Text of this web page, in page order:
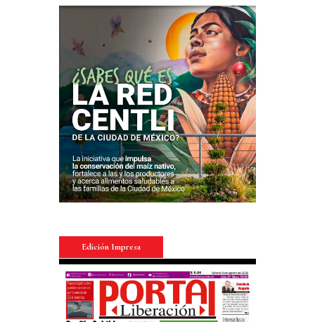
Edición Impresa